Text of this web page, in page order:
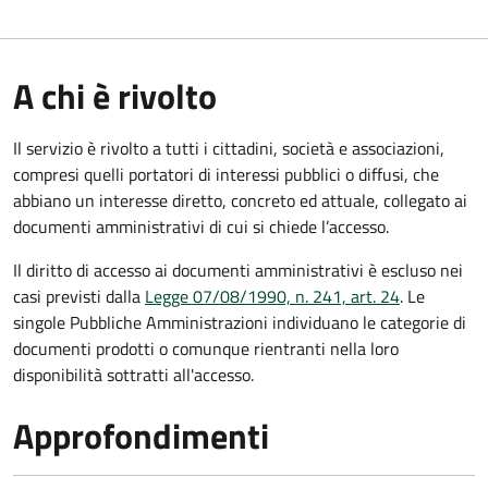
A chi è rivolto
Il servizio è rivolto a tutti i cittadini, società e associazioni,
compresi quelli portatori di interessi pubblici o diffusi, che
abbiano un interesse diretto, concreto ed attuale, collegato ai
documenti amministrativi di cui si chiede l’accesso.
Il diritto di accesso ai documenti amministrativi è escluso nei
casi previsti dalla Legge 07/08/1990, n. 241, art. 24. Le
singole Pubbliche Amministrazioni individuano le categorie di
documenti prodotti o comunque rientranti nella loro
disponibilità sottratti all'accesso.
Approfondimenti